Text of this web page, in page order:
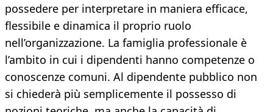
possedere per interpretare in maniera efficace,
flessibile e dinamica il proprio ruolo
nell’organizzazione. La famiglia professionale è
l’ambito in cui i dipendenti hanno competenze o
conoscenze comuni. Al dipendente pubblico non
si chiederà più semplicemente il possesso di